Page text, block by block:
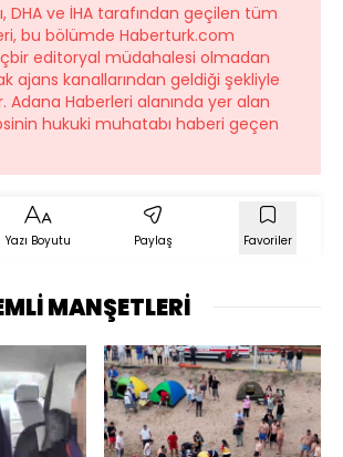
DHA ve İHA tarafından geçilen tüm
bu bölümde Haberturk.com
editoryal müdahalesi olmadan
ajans kanallarından geldiği şekliyle
Adana Haberleri alanında yer alan
hukuki muhatabı haberi geçen
Yazı Boyutu Paylaş Favoriler
MANŞETLERİ